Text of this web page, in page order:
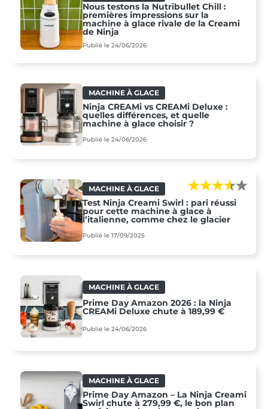
Nous testons la Nutribullet Chill :
premières impressions sur la
machine à glace rivale de la Creami
de Ninja
Publié le 24/06/2026
MACHINE À GLACE
Ninja CREAMi vs CREAMi Deluxe :
quelles différences, et quelle
machine à glace choisir ?
Publié le 24/06/2026
MACHINE À GLACE
Test Ninja Creami Swirl : pari réussi
pour cette machine à glace à
l’italienne, comme chez le glacier
Publié le 17/09/2025
MACHINE À GLACE
Prime Day Amazon 2026 : la Ninja
CREAMi Deluxe chute à 189,99 €
Publié le 24/06/2026
MACHINE À GLACE
Prime Day Amazon – La Ninja Creami
Swirl chute à 279,99 €, le bon plan